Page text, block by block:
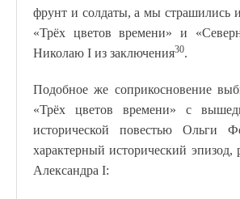
фрунт и солдаты, а мы страшились
«Трёх цветов времени» и
Николаю I из заключения30.
Подобное же соприкосновение
«Трёх цветов времени» с
исторической повестью
характерный исторический
Александра I: